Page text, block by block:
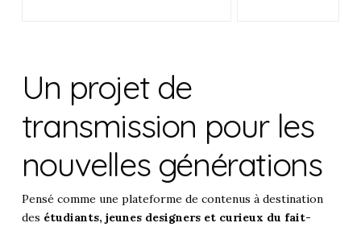
Un projet de
transmission pour les
nouvelles générations
Pensé comme une plateforme de contenus à destination
des étudiants, jeunes designers et curieux du fait-